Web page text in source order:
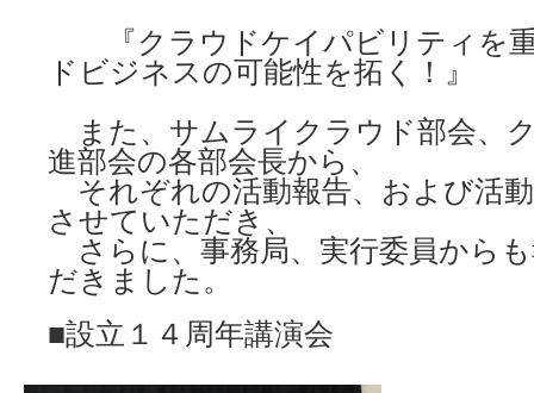
『クラウドケイパビリティを
ドビジネスの可能性を拓く！』
また、サムライクラウド部会、
進部会の各部会長から、
それぞれの活動報告、および活
させていただき、
さらに、事務局、実行委員から
だきました。
■設立１４周年講演会